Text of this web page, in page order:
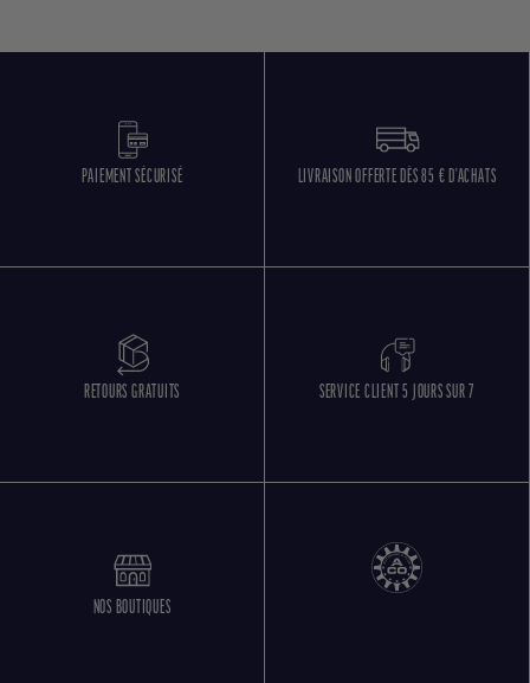
PAIEMENT SÉCURISÉ LIVRAISON OFFERTE DÈS 85 € D'ACHATS
RETOURS GRATUITS SERVICE CLIENT 5 JOURS SUR 7
NOS BOUTIQUES